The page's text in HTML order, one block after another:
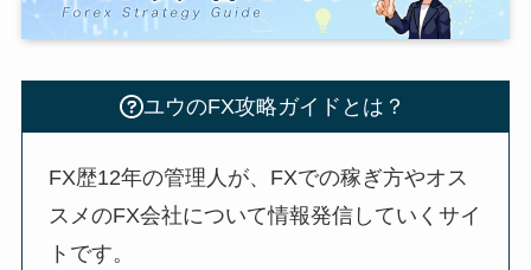
ユウのFX攻略ガイドとは？
FX歴12年の管理人が、FXでの稼ぎ方やオス
スメのFX会社について情報発信していくサイ
トです。